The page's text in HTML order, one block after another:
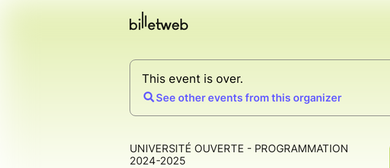
This event is over.
See other events from this organizer
UNIVERSITÉ OUVERTE - PROGRAMMATION
2024-2025